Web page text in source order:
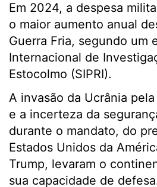
Em 2024, a despesa
o maior aumento anual
Guerra Fria, segundo um
Internacional de
Estocolmo (SIPRI).
A invasão da Ucrânia
e a incerteza da
durante o mandato, do
Estados Unidos da
Trump, levaram o
sua capacidade de